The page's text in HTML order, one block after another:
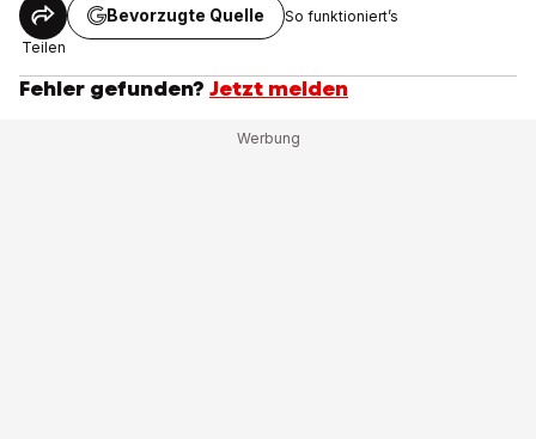
Teilen
Bevorzugte Quelle So funktioniert’s
Fehler gefunden? Jetzt melden